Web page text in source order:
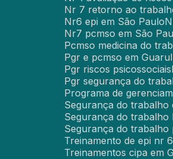
Nr 7 retorno ao
Nr6 epi em São Paulo
Nr7 pcmso em São
Pcmso medicina do
Pgr e pcmso em
Pgr riscos psicossociais
Pgr segurança do
Programa de
Segurança do trabalho
Segurança do
Segurança do
Treinamento de epi nr 6
Treinamentos cipa em